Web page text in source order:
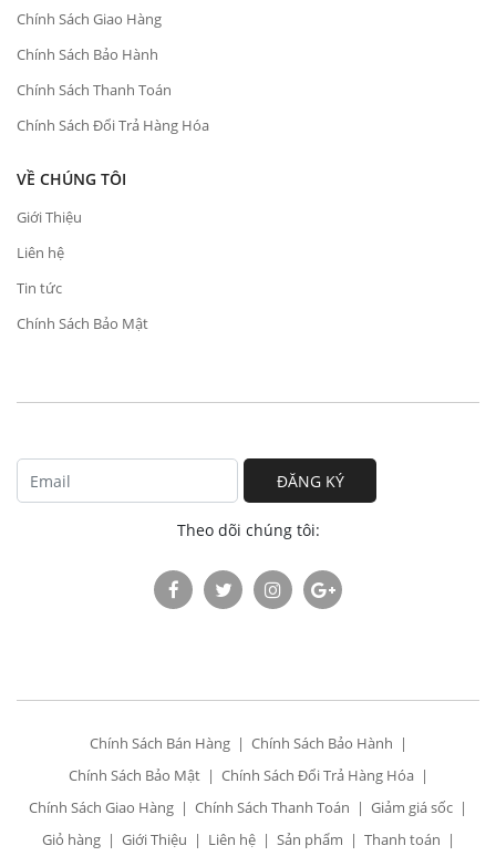
Chính Sách Giao Hàng
Chính Sách Bảo Hành
Chính Sách Thanh Toán
Chính Sách Đổi Trả Hàng Hóa
VỀ CHÚNG TÔI
Giới Thiệu
Liên hệ
Tin tức
Chính Sách Bảo Mật
ĐĂNG KÝ
Theo dõi chúng tôi:
Chính Sách Bán Hàng
Chính Sách Bảo Hành
Chính Sách Bảo Mật
Chính Sách Đổi Trả Hàng Hóa
Chính Sách Giao Hàng
Chính Sách Thanh Toán
Giảm giá sốc
Giỏ hàng
Giới Thiệu Liên hệ Sản phẩm Thanh toán